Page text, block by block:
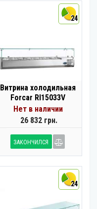
24
Витрина холодильная
Forcar RI15033V
Нет в наличии
26 832 грн.
ЗАКОНЧИЛСЯ
24